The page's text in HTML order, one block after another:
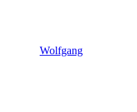
Wolfgang